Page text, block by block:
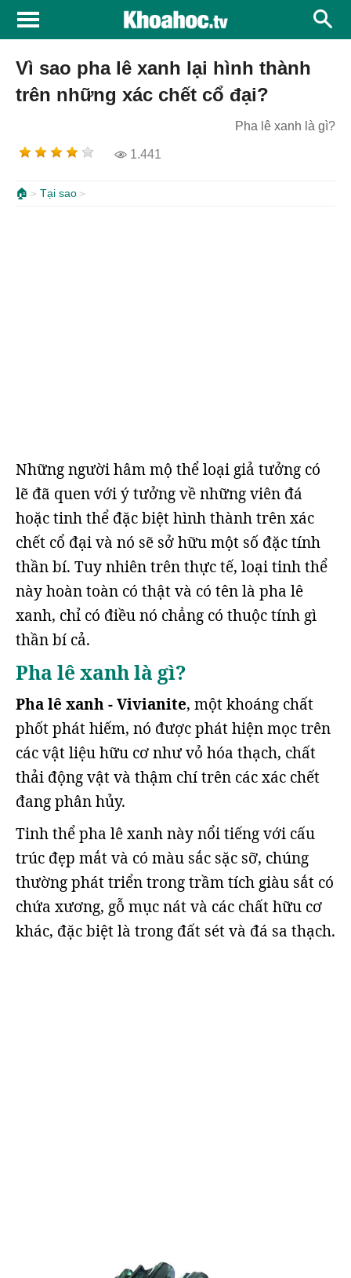
Vì sao pha lê xanh lại hình thành
trên những xác chết cổ đại?
Pha lê xanh là gì?
1.441
🏠 Tại sao
Những người hâm mộ thể loại giả tưởng có
lẽ đã quen với ý tưởng về những viên đá
hoặc tinh thể đặc biệt hình thành trên xác
chết cổ đại và nó sẽ sở hữu một số đặc tính
thần bí. Tuy nhiên trên thực tế, loại tinh thể
này hoàn toàn có thật và có tên là pha lê
xanh, chỉ có điều nó chẳng có thuộc tính gì
thần bí cả.
Pha lê xanh là gì?
Pha lê xanh - Vivianite, một khoáng chất
phốt phát hiếm, nó được phát hiện mọc trên
các vật liệu hữu cơ như vỏ hóa thạch, chất
thải động vật và thậm chí trên các xác chết
đang phân hủy.
Tinh thể pha lê xanh này nổi tiếng với cấu
trúc đẹp mắt và có màu sắc sặc sỡ, chúng
thường phát triển trong trầm tích giàu sắt có
chứa xương, gỗ mục nát và các chất hữu cơ
khác, đặc biệt là trong đất sét và đá sa thạch.